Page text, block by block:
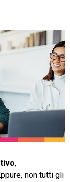
,
non tutti gli